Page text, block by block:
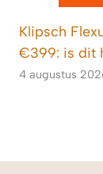
Klipsch
€399: is dit
4 augustus